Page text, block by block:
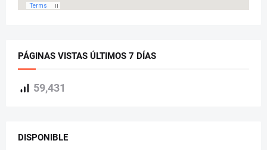
PÁGINAS VISTAS ÚLTIMOS 7 DÍAS
59,431
DISPONIBLE